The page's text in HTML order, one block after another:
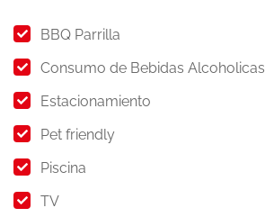
BBQ Parrilla
Consumo de Bebidas Alcoholicas
Estacionamiento
Pet friendly
Piscina
TV